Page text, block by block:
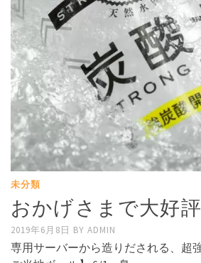
未分類
おかげさまで大好評
2019年6月8日 BY ADMIN
専用サーバーから造りだされる、超